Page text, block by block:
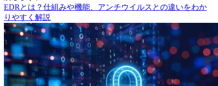
EDRとは？仕組みや機能、アンチウイルスとの違いをわか
りやすく解説